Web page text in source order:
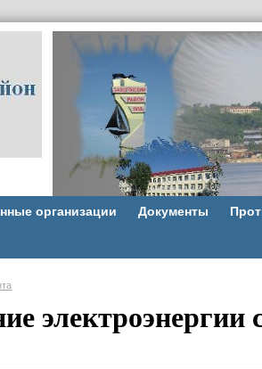
организации Документы
электроэнергии